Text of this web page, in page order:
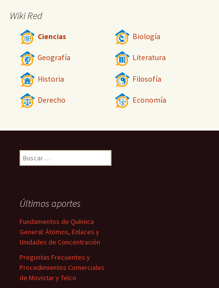
Wiki Red
Ciencias Biología
Geografía Literatura
Historia Filosofía
Derecho Economía
Buscar:
Últimos aportes
Fundamentos de Química
General: Átomos, Enlaces y
Unidades de Concentración
Preguntas Frecuentes y
Procedimientos Comerciales
de Movistar y Telco